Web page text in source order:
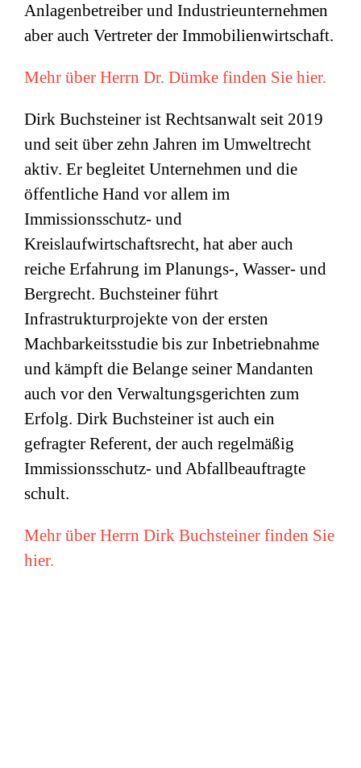
Anlagenbetreiber und Industrieunternehmen
aber auch Vertreter der Immobilienwirtschaft.
Mehr über Herrn Dr. Dümke finden Sie hier.
Dirk Buchsteiner ist Rechtsanwalt seit 2019
und seit über zehn Jahren im Umweltrecht
aktiv. Er begleitet Unternehmen und die
öffentliche Hand vor allem im
Immissionsschutz- und
Kreislaufwirtschaftsrecht, hat aber auch
reiche Erfahrung im Planungs-, Wasser- und
Bergrecht. Buchsteiner führt
Infrastrukturprojekte von der ersten
Machbarkeitsstudie bis zur Inbetriebnahme
und kämpft die Belange seiner Mandanten
auch vor den Verwaltungsgerichten zum
Erfolg. Dirk Buchsteiner ist auch ein
gefragter Referent, der auch regelmäßig
Immissionsschutz- und Abfallbeauftragte
schult.
Mehr über Herrn Dirk Buchsteiner finden Sie
hier.